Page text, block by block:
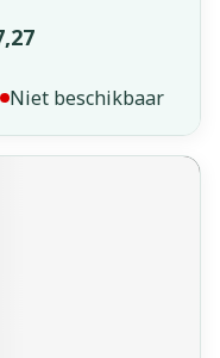
Niet beschikbaar